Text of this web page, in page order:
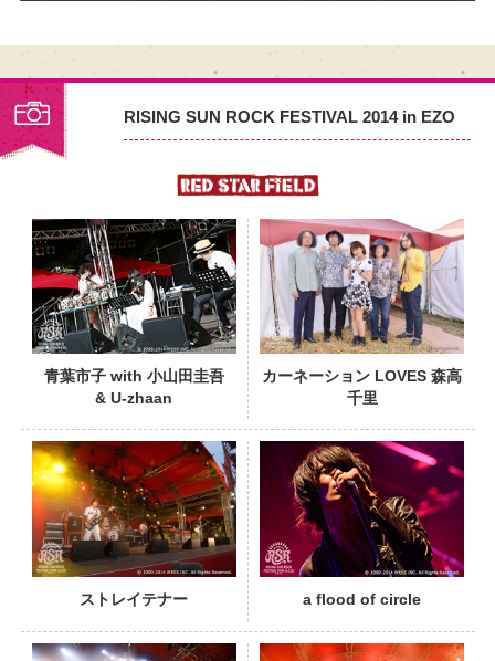
RISING SUN ROCK FESTIVAL 2014 in EZO
青葉市子 with 小山田圭吾
& U-zhaan
カーネーション LOVES 森高
千里
PHOTO
ストレイテナー a flood of circle
PHOTO
PHOTO